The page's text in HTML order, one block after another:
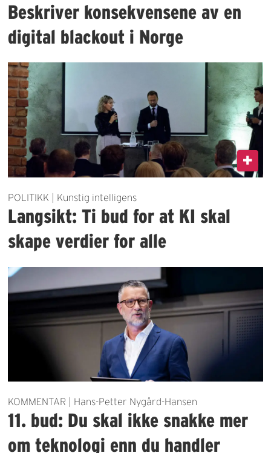
Beskriver konsekvensene av en
digital blackout i Norge
POLITIKK | Kunstig intelligens
Langsikt: Ti bud for at KI skal
skape verdier for alle
KOMMENTAR | Hans-Petter Nygård-Hansen
11. bud: Du skal ikke snakke mer
om teknologi enn du handler